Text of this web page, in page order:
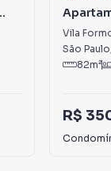
Vila
São Paulo
82m²
R$